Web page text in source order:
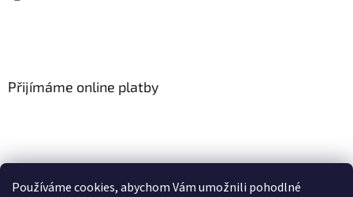
Používáme cookies, abychom Vám umožnili pohodlné
Přijímáme online platby
SLOVNÍČEK POJMŮ